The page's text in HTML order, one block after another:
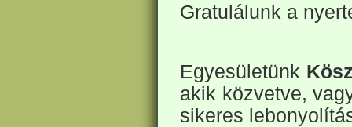
Gratulálunk a
Egyesületünk
akik közvetve,
sikeres